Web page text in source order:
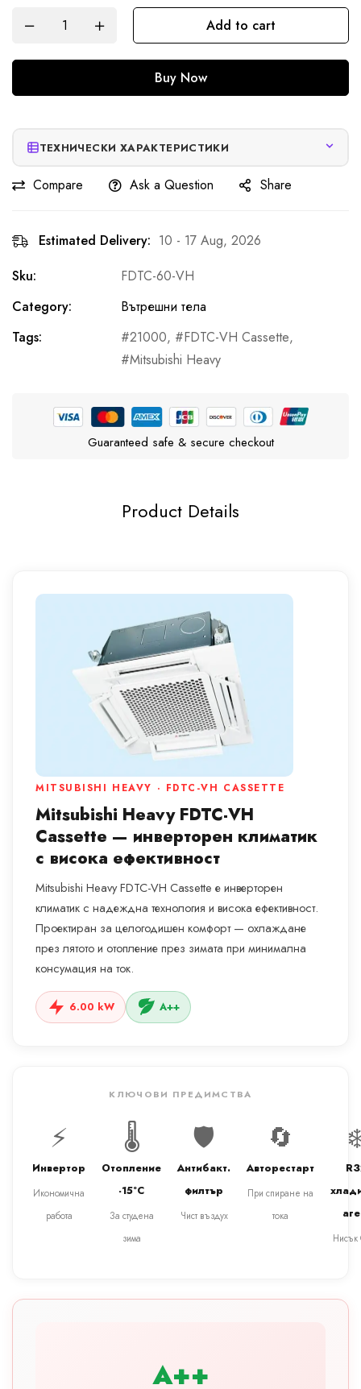
Add to cart
Buy Now
ТЕХНИЧЕСКИ ХАРАКТЕРИСТИКИ
Compare Ask a Question Share
Estimated Delivery: 10 - 17 Aug, 2026
Sku:
FDTC-60-VH
Category:
Вътрешни тела
Tags:
21000, FDTC-VH Cassette,
Mitsubishi Heavy
Guaranteed safe & secure checkout
Product Details
MITSUBISHI HEAVY · FDTC-VH CASSETTE
Mitsubishi Heavy FDTC-VH
Cassette — инверторен климатик
с висока ефективност
Mitsubishi Heavy FDTC-VH Cassette е инверторен
климатик с надеждна технология и висока ефективност.
Проектиран за целогодишен комфорт — охлаждане
през лятото и отопление през зимата при минимална
консумация на ток.
6.00 kW A++
КЛЮЧОВИ ПРЕДИМСТВА
⚡
Инвертор
Икономична
работа
🌡️
Отопление
-15°C
За студена
зима
🛡️
Антибакт.
филтър
Чист въздух
🔄
Авторестарт
При спиране на
тока
Нисък
A++